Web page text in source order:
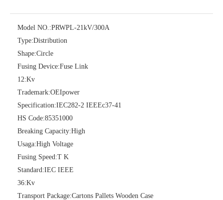
Model NO.:PRWPL-21kV/300A
Type:Distribution
Shape:Circle
Fusing Device:Fuse Link
12:Kv
Trademark:OEIpower
Specification:IEC282-2 IEEEc37-41
HS Code:85351000
Breaking Capacity:High
Usaga:High Voltage
Fusing Speed:T K
Standard:IEC IEEE
36:Kv
Transport Package:Cartons Pallets Wooden Case